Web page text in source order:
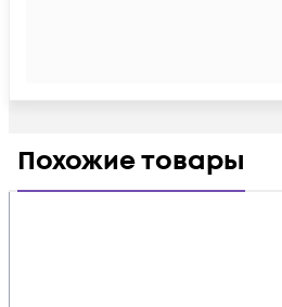
Похожие товары